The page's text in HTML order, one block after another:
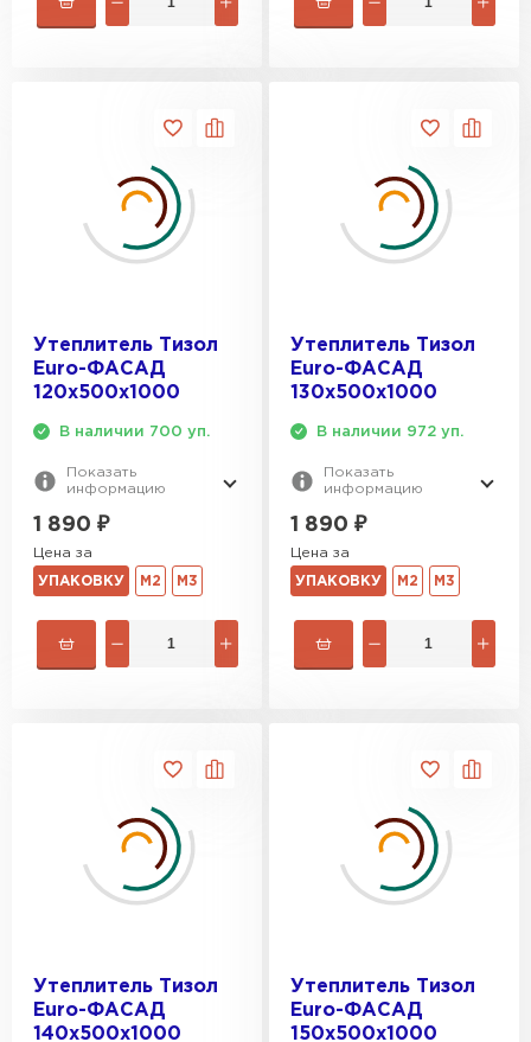
Утеплитель Тизол
Euro-ФАСАД
120х500х1000
В наличии 700 уп.
Показать
информацию
1 890 ₽
Цена за
УПАКОВКУ М2 М3
Утеплитель Тизол
Euro-ФАСАД
130х500х1000
В наличии 972 уп.
Показать
информацию
1 890 ₽
Цена за
УПАКОВКУ М2 М3
Утеплитель Тизол
Euro-ФАСАД
140х500х1000
Утеплитель Тизол
Euro-ФАСАД
150х500х1000
ПЕРЕЙТИ
ПЕРЕЙТИ
Утеплитель Технониколь
Утеплитель Ursa
Гипсокартон
ПЕРЕЙТИ
Сэндвич-панели
Утеплитель Baswool